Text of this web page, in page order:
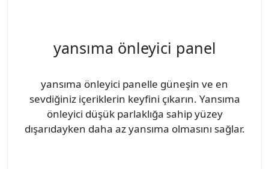
yansıma önleyici panel
yansıma önleyici panelle güneşin ve en
sevdiğiniz içeriklerin keyfini çıkarın. Yansıma
önleyici düşük parlaklığa sahip yüzey
dışarıdayken daha az yansıma olmasını sağlar.